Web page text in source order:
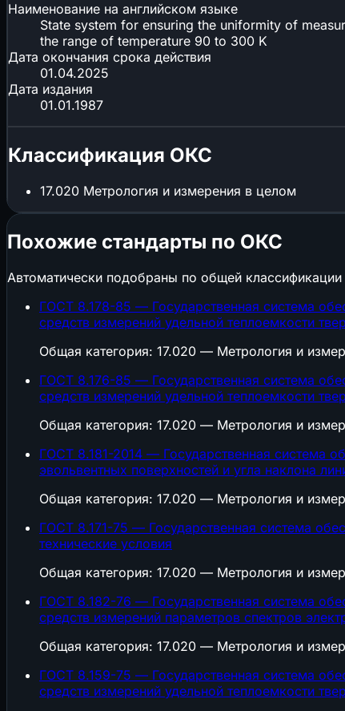
Наименование на английском языке
State system for ensuring the uniformity of
the range of temperature 90 to 300 K
Дата окончания срока действия
01.04.2025
Дата издания
01.01.1987
Классификация ОКС
17.020 Метрология и измерения в целом
Похожие стандарты по ОКС
Автоматически подобраны по общей
ГОСТ 8.178-85 — Государственная система
средств измерений удельной теплоемкости
Общая категория: 17.020 — Метрология и
ГОСТ 8.176-85 — Государственная система
средств измерений удельной теплоемкости
Общая категория: 17.020 — Метрология и
ГОСТ 8.181-2014 — Государственная система
эвольвентных поверхностей и угла наклона
Общая категория: 17.020 — Метрология и
ГОСТ 8.171-75 — Государственная система
технические условия
Общая категория: 17.020 — Метрология и
ГОСТ 8.182-76 — Государственная система
средств измерений параметров спектров
Общая категория: 17.020 — Метрология и
ГОСТ 8.159-75 — Государственная система
средств измерений удельной теплоемкости